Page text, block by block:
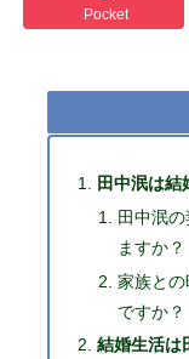
Pocket
田中泯は結
田中泯
ますか？
家族と
ですか？
結婚生活は